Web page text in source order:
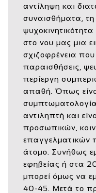
αντίληψη και
συναισθήματα,
στο νου μας μια
σχιζοφρένεια
παραισθήσεις,
περίεργη
απαθή. Όπως
αντιληπτή και
προσωπικών,
επαγγελματικών
άτομο. Συνήθως
εφηβείας ή στα
μπορεί όμως να
40-45. Μετά το